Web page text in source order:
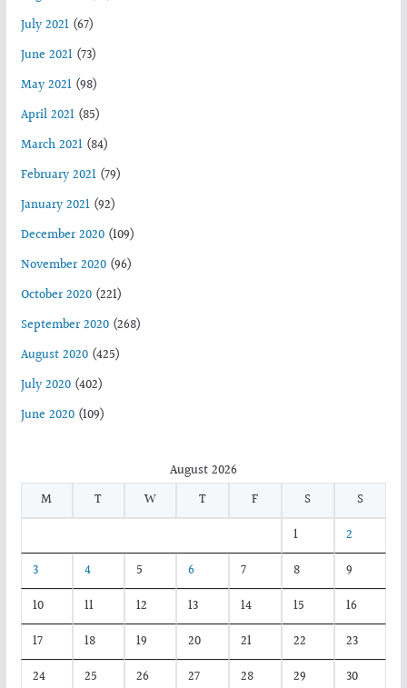
July 2021(67)
June 2021(73)
May 2021(98)
April 2021(85)
March 2021(84)
February 2021(79)
January 2021(92)
December 2020(109)
November 2020(96)
October 2020(221)
September 2020(268)
August 2020(425)
July 2020(402)
June 2020(109)
August 2026
M
T W T F S
S
1
2
3
4 5 6 7 8
9
10
11 12 13 14 15
16
17
18 19 20 21 22
23
24
25 26 27 28 29
30